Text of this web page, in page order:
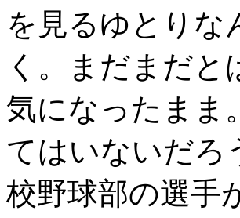
を見るゆとりな
く。まだまだ
気になったまま
てはいないだろ
校野球部の選手